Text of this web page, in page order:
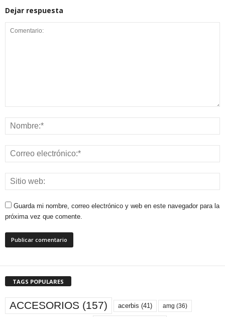
Dejar respuesta
Guarda mi nombre, correo electrónico y web en este navegador para la
próxima vez que comente.
TAGS POPULARES
ACCESORIOS (157) acerbis (41) amg (36)